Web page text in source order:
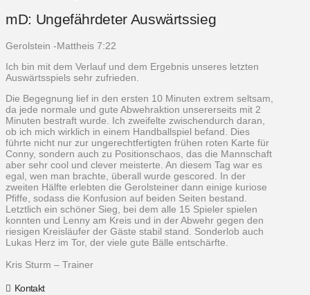
mD: Ungefährdeter Auswärtssieg
Gerolstein -Mattheis 7:22
Ich bin mit dem Verlauf und dem Ergebnis unseres letzten
Auswärtsspiels sehr zufrieden.
Die Begegnung lief in den ersten 10 Minuten extrem seltsam,
da jede normale und gute Abwehraktion unsererseits mit 2
Minuten bestraft wurde. Ich zweifelte zwischendurch daran,
ob ich mich wirklich in einem Handballspiel befand. Dies
führte nicht nur zur ungerechtfertigten frühen roten Karte für
Conny, sondern auch zu Positionschaos, das die Mannschaft
aber sehr cool und clever meisterte. An diesem Tag war es
egal, wen man brachte, überall wurde gescored. In der
zweiten Hälfte erlebten die Gerolsteiner dann einige kuriose
Pfiffe, sodass die Konfusion auf beiden Seiten bestand.
Letztlich ein schöner Sieg, bei dem alle 15 Spieler spielen
konnten und Lenny am Kreis und in der Abwehr gegen den
riesigen Kreisläufer der Gäste stabil stand. Sonderlob auch
Lukas Herz im Tor, der viele gute Bälle entschärfte.
Kris Sturm – Trainer
Kontakt